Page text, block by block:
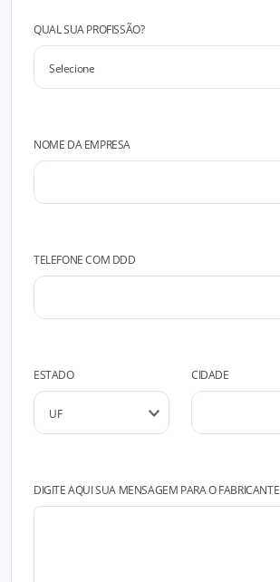
QUAL SUA PROFISSÃO?
NOME DA EMPRESA
TELEFONE COM DDD
ESTADO CIDADE
DIGITE AQUI SUA MENSAGEM PARA O FABRICANTE